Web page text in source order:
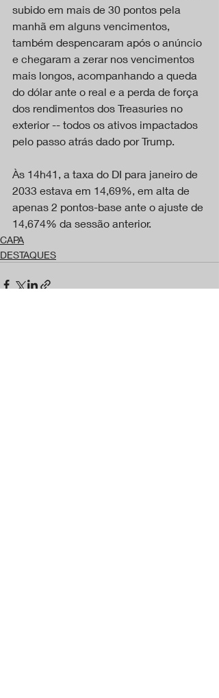
subido em mais de 30 pontos pela
manhã em alguns vencimentos,
também despencaram após o anúncio
e chegaram a zerar nos vencimentos
mais longos, acompanhando a queda
do dólar ante o real e a perda de força
dos rendimentos dos Treasuries no
exterior -- todos os ativos impactados
pelo passo atrás dado por Trump.
Às 14h41, a taxa do DI para janeiro de
2033 estava em 14,69%, em alta de
apenas 2 pontos-base ante o ajuste de
14,674% da sessão anterior.
CAPA
DESTAQUES